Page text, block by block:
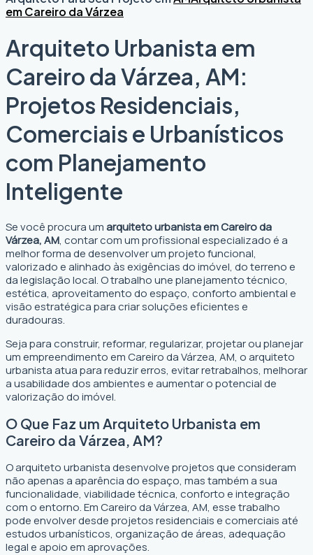
em Careiro da Várzea
Arquiteto Urbanista em
Careiro da Várzea, AM:
Projetos Residenciais,
Comerciais e Urbanísticos
com Planejamento
Inteligente
Se você procura umarquiteto urbanista em Careiro da
Várzea, AM, contar com um profissional especializado é a
melhor forma de desenvolver um projeto funcional,
valorizado e alinhado às exigências do imóvel, do terreno e
da legislação local. O trabalho une planejamento técnico,
estética, aproveitamento do espaço, conforto ambiental e
visão estratégica para criar soluções eficientes e
duradouras.
Seja para construir, reformar, regularizar, projetar ou planejar
um empreendimento em Careiro da Várzea, AM, o arquiteto
urbanista atua para reduzir erros, evitar retrabalhos, melhorar
a usabilidade dos ambientes e aumentar o potencial de
valorização do imóvel.
O Que Faz um Arquiteto Urbanista em
Careiro da Várzea, AM?
O arquiteto urbanista desenvolve projetos que consideram
não apenas a aparência do espaço, mas também a sua
funcionalidade, viabilidade técnica, conforto e integração
com o entorno. Em Careiro da Várzea, AM, esse trabalho
pode envolver desde projetos residenciais e comerciais até
estudos urbanísticos, organização de áreas, adequação
legal e apoio em aprovações.